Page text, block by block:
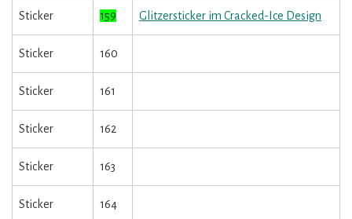
Sticker 159 Glitzersticker im Cracked-Ice Design
Sticker 160
Sticker 161
Sticker 162
Sticker 163
Sticker 164